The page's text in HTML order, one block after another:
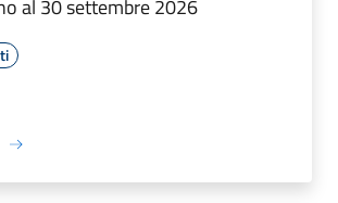
al 30 settembre 2026